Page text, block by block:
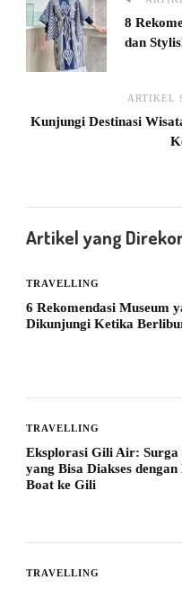
8
dan
ARTIKEL
Kunjungi Destinasi
Artikel yang
TRAVELLING
6 Rekomendasi Museum
Dikunjungi Ketika
TRAVELLING
Eksplorasi Gili Air: Surga
yang Bisa Diakses
Boat ke Gili
TRAVELLING